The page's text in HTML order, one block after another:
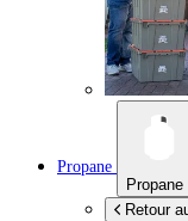
Propane
Propane
Retour